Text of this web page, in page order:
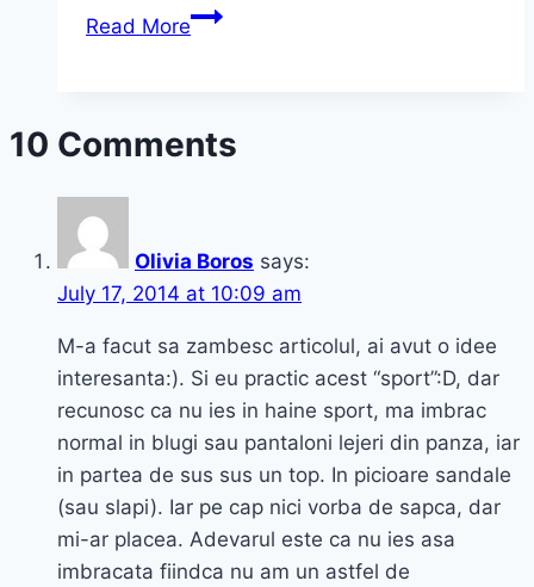
Read MoreSporty
10 Comments
Olivia Boros says:
July 17, 2014 at 10:09 am
M-a facut sa zambesc articolul, ai avut o idee
interesanta:). Si eu practic acest “sport”:D, dar
recunosc ca nu ies in haine sport, ma imbrac
normal in blugi sau pantaloni lejeri din panza, iar
in partea de sus sus un top. In picioare sandale
(sau slapi). Iar pe cap nici vorba de sapca, dar
mi-ar placea. Adevarul este ca nu ies asa
imbracata fiindca nu am un astfel de